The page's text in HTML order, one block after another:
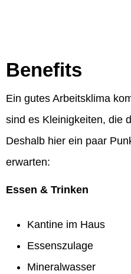
Benefits
Ein gutes Arbeitsklima
sind es Kleinigkeiten, die
Deshalb hier ein paar
erwarten:
Essen & Trinken
Kantine im Haus
Essenszulage
Mineralwasser